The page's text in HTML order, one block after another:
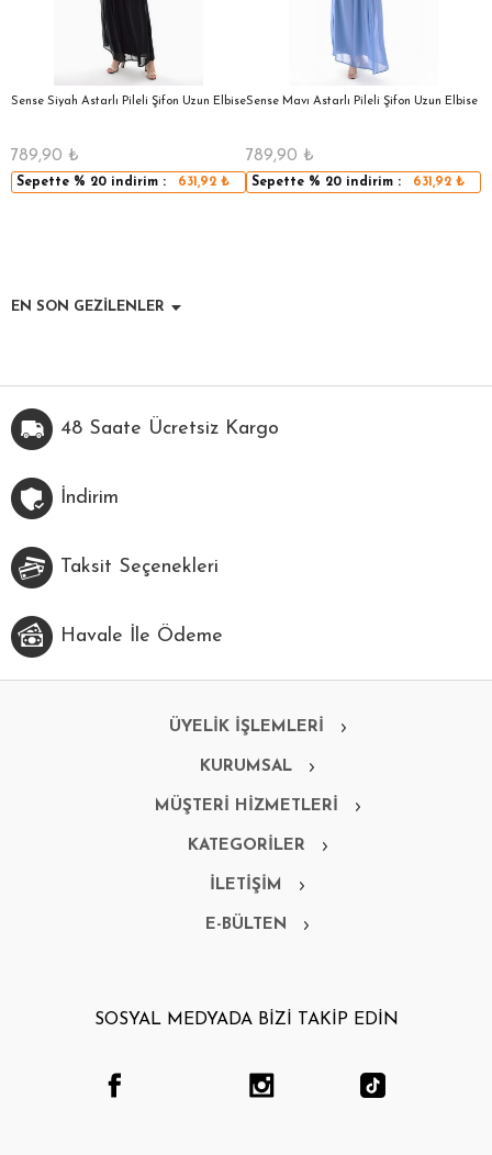
Sense Siyah Astarlı Pileli Şifon Uzun Elbise
789,90 ₺
Sepette % 20 indirim : 631,92₺
Sense Mavı Astarlı Pileli Şifon Uzun Elbise
789,90 ₺
Sepette % 20 indirim : 631,92₺
EN SON GEZİLENLER
48 Saate Ücretsiz Kargo
İndirim
Taksit Seçenekleri
Havale İle Ödeme
ÜYELİK İŞLEMLERİ
KURUMSAL
MÜŞTERİ HİZMETLERİ
KATEGORİLER
İLETİŞİM
E-BÜLTEN
SOSYAL MEDYADA BİZİ TAKİP EDİN